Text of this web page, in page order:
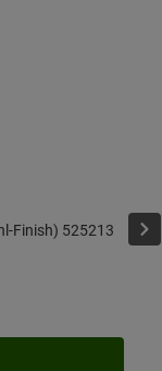
Finish) 525213